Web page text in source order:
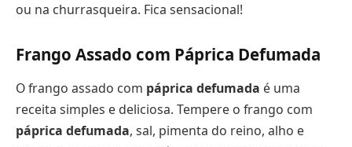
ou na churrasqueira. Fica sensacional!
Frango Assado com Páprica Defumada
O frango assado com páprica defumada é uma
receita simples e deliciosa. Tempere o frango com
páprica defumada, sal, pimenta do reino, alho e